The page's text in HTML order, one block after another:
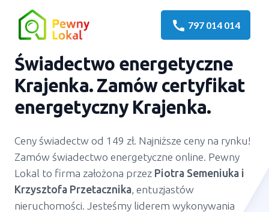
call 797 014 014
Świadectwo energetyczne
Krajenka. Zamów certyfikat
energetyczny Krajenka.
Ceny świadectw od 149 zł. Najniższe ceny na rynku!
Zamów świadectwo energetyczne online. Pewny
Lokal to firma założona przez Piotra Semeniuka i
Krzysztofa Przetacznika, entuzjastów
nieruchomości. Jesteśmy liderem wykonywania